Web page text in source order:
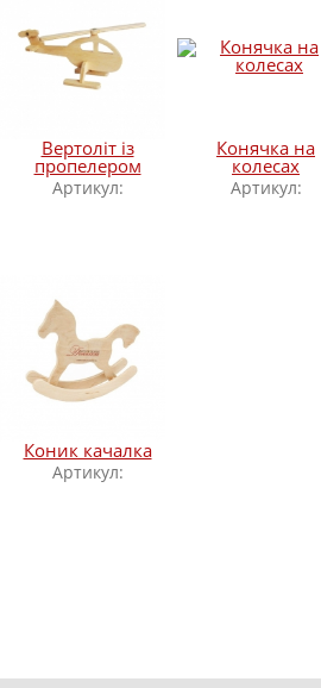
Вертоліт із
пропелером
Артикул:
Конячка на
колесах
Артикул:
Коник качалка
Артикул: